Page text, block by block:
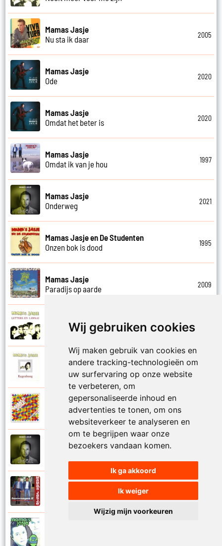
Wij gebruiken cookies
Wij maken gebruik van cookies en
andere tracking-technologieën om
uw surfervaring op onze website
te verbeteren, om
gepersonaliseerde inhoud en
advertenties te tonen, om ons
websiteverkeer te analyseren en
om te begrijpen waar onze
bezoekers vandaan komen.
Ik ga akkoord
Ik weiger
Wijzig mijn voorkeuren
Mamas Jasje
Nu sta ik daar
2005
Mamas Jasje
Ode
2020
Mamas Jasje
Omdat het beter is
2020
Mamas Jasje
Omdat ik van je hou
1997
Mamas Jasje
Onderweg
2021
Mamas Jasje en De Studenten
Onzen bok is dood
1995
Mamas Jasje
Paradijs op aarde
2009
Mamas Jasje
Raak me aan
Mamas Jasje
Regenboog
Mamas Jasje
Regenboog 2009
Mamas Jasje
Rosanne